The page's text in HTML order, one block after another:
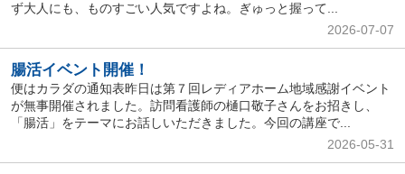
ず大人にも、ものすごい人気ですよね。ぎゅっと握って...
2026-07-07
腸活イベント開催！
便はカラダの通知表昨日は第７回レディアホーム地域感謝イベント
が無事開催されました。訪問看護師の樋口敬子さんをお招きし、
「腸活」をテーマにお話しいただきました。今回の講座で...
2026-05-31